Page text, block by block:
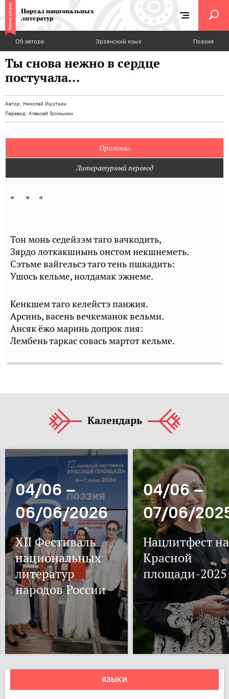
Портал национальных
литератур
Об авторе Эрзянский язык Поэзия
Ты снова нежно в сердце
постучала...
Автор: Николай Ишуткин
Перевод: Алексей Громыхин
Оригинал
Литературный перевод
* * *
Тон монь седейзэм таго вачкодить,
Зярдо лоткакшнынь онстом некшнеметь.
Сэтьме вайгельсэ таго тень пшкадить:
Ушось кельме, нолдамак эжнеме.
Кенкшем таго келейстэ панжия.
Арсинь, васень вечкеманок вельми.
Ансяк ёжо маринь допрок лия:
Лембень таркас совась мартот кельме.
Календарь
04/06 –
06/06/2026
XII Фестиваль
национальных
литератур
народов России
04/06 –
07/06/
Нацлитфест на
Красной
площади-2025
ЯЗЫКИ